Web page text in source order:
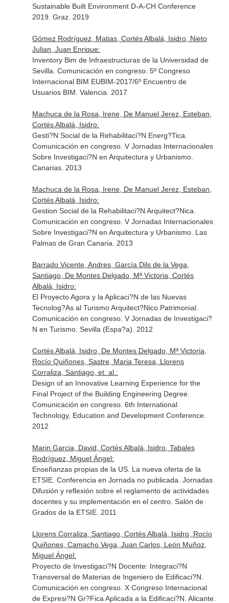
Sustainable Built Environment D-A-CH Conference
2019. Graz. 2019
Gómez Rodríguez, Matias, Cortés Albalá, Isidro, Nieto
Julian, Juan Enrique:
Inventory Bim de Infraestructuras de la Universidad de
Sevilla. Comunicación en congreso. 5º Congreso
Internacional BIM EUBIM-2017/6º Encuentro de
Usuarios BIM. Valencia. 2017
Machuca de la Rosa, Irene, De Manuel Jerez, Esteban,
Cortés Albalá, Isidro:
Gesti?N Social de la Rehabilitaci?N Energ?Tica.
Comunicación en congreso. V Jornadas Internacionales
Sobre Investigaci?N en Arquitectura y Urbanismo.
Canarias. 2013
Machuca de la Rosa, Irene, De Manuel Jerez, Esteban,
Cortés Albalá, Isidro:
Gestion Social de la Rehabilitaci?N Arquitect?Nica.
Comunicación en congreso. V Jornadas Internacionales
Sobre Investigaci?N en Arquitectura y Urbanismo. Las
Palmas de Gran Canaria. 2013
Barrado Vicente, Andres, García Dils de la Vega,
Santiago, De Montes Delgado, Mª Victoria, Cortés
Albalá, Isidro:
El Proyecto Agora y la Aplicaci?N de las Nuevas
Tecnolog?As al Turismo Arquitect?Nico Patrimonial.
Comunicación en congreso. V Jornadas de Investigaci?
N en Turismo. Sevilla (Espa?a). 2012
Cortés Albalá, Isidro, De Montes Delgado, Mª Victoria,
Rocío Quiñones, Sastre, Maria Teresa, Llorens
Corraliza, Santiago, et. al.:
Design of an Innovative Learning Experience for the
Final Project of the Building Engineering Degree.
Comunicación en congreso. 6th International
Technology, Education and Development Conference.
2012
Marin Garcia, David, Cortés Albalá, Isidro, Tabales
Rodríguez, Miguel Ángel:
Enseñanzas propias de la US. La nueva oferta de la
ETSIE. Conferencia en Jornada no publicada. Jornadas.
Difusión y reflexión sobre el reglamento de actividades
docentes y su implementación en el centro. Salón de
Grados de la ETSIE. 2011
Llorens Corraliza, Santiago, Cortés Albalá, Isidro, Rocío
Quiñones, Camacho Vega, Juan Carlos, León Muñoz,
Miguel Ángel:
Proyecto de Investigaci?N Docente: Integraci?N
Transversal de Materias de Ingeniero de Edificaci?N.
Comunicación en congreso. X Congreso Internacional
de Expresi?N Gr?Fica Aplicada a la Edificaci?N. Alicante.